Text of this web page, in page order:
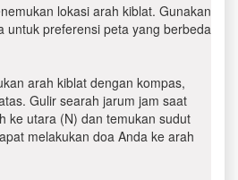
lokasi arah kiblat. Gunakan
untuk preferensi peta yang berbeda
arah kiblat dengan kompas,
Gulir searah jarum jam saat
ke utara (N) dan temukan sudut
melakukan doa Anda ke arah